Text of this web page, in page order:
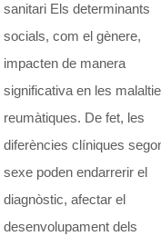
sanitari Els determinants
socials, com el gènere,
impacten de manera
significativa en les
reumàtiques. De fet, les
diferències clíniques
sexe poden endarrerir el
diagnòstic, afectar el
desenvolupament dels